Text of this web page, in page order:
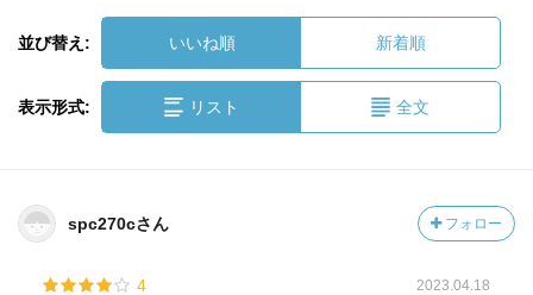
並び替え: いいね順 新着順
表示形式: リスト 全文
spc270cさん フォロー
4 2023.04.18